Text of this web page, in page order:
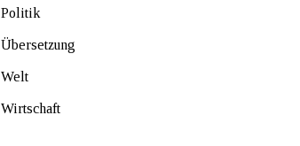
Politik
Übersetzung
Welt
Wirtschaft